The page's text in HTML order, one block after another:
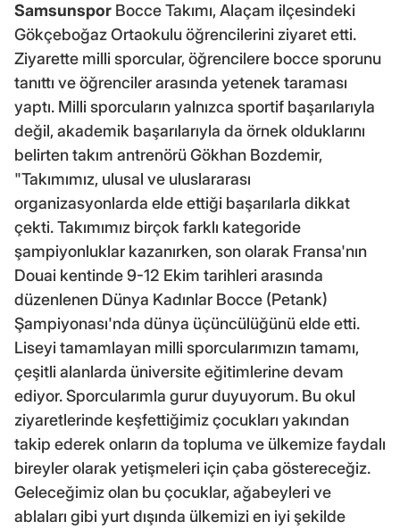
Samsunspor Bocce Takımı, Alaçam ilçesindeki
Gökçeboğaz Ortaokulu öğrencilerini ziyaret etti.
Ziyarette milli sporcular, öğrencilere bocce sporunu
tanıttı ve öğrenciler arasında yetenek taraması
yaptı. Milli sporcuların yalnızca sportif başarılarıyla
değil, akademik başarılarıyla da örnek olduklarını
belirten takım antrenörü Gökhan Bozdemir,
"Takımımız, ulusal ve uluslararası
organizasyonlarda elde ettiği başarılarla dikkat
çekti. Takımımız birçok farklı kategoride
şampiyonluklar kazanırken, son olarak Fransa'nın
Douai kentinde 9-12 Ekim tarihleri arasında
düzenlenen Dünya Kadınlar Bocce (Petank)
Şampiyonası'nda dünya üçüncülüğünü elde etti.
Liseyi tamamlayan milli sporcularımızın tamamı,
çeşitli alanlarda üniversite eğitimlerine devam
ediyor. Sporcularımla gurur duyuyorum. Bu okul
ziyaretlerinde keşfettiğimiz çocukları yakından
takip ederek onların da topluma ve ülkemize faydalı
bireyler olarak yetişmeleri için çaba göstereceğiz.
Geleceğimiz olan bu çocuklar, ağabeyleri ve
ablaları gibi yurt dışında ülkemizi en iyi şekilde